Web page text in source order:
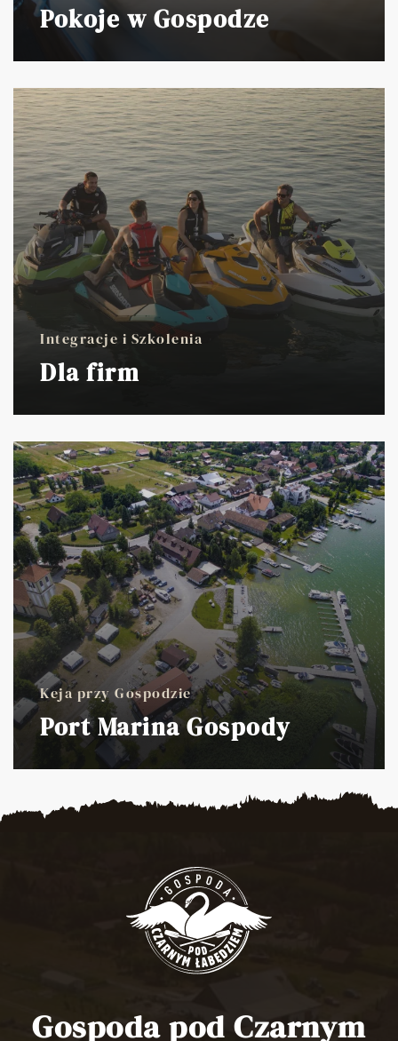
Pokoje w Gospodze
Integracje i Szkolenia
Dla firm
Keja przy Gospodzie
Port Marina Gospody
Gospoda pod Czarnym